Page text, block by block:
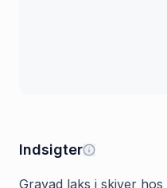
Indsigter
Gravad laks i skiver